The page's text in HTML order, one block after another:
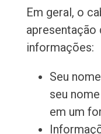
Em geral, o
apresentação
informações:
Seu
seu
em um